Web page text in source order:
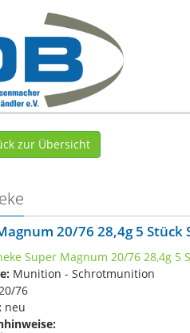
zur Übersicht
20/76 28,4g 5 Stück
Munition - Schrotmunition
20/76
neu